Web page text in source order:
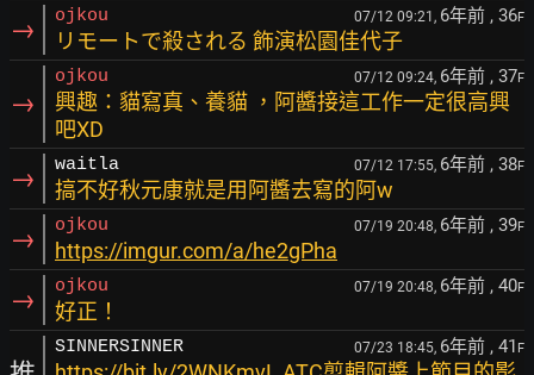
→ ojkou 07/12 09:21, 6年前 , 36F
リモートで殺される 飾演松園佳代子
→
ojkou 07/12 09:24, 6年前 , 37F
興趣：貓寫真、養貓 ，阿醬接這工作一定很高興
吧XD
→ waitla 07/12 17:55, 6年前 , 38F
搞不好秋元康就是用阿醬去寫的阿w
→ ojkou 07/19 20:48, 6年前 , 39F
https://imgur.com/a/he2gPha
→ ojkou 07/19 20:48, 6年前 , 40F
好正！
SINNERSINNER 07/23 18:45, 6年前 , 41 F